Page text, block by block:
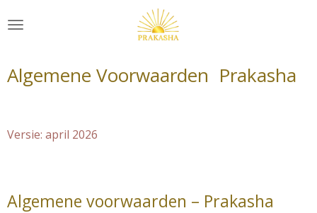
direct
hoofdinhoud
Algemene Voorwaarden Prakasha
Versie: april 2026
Algemene voorwaarden – Prakasha